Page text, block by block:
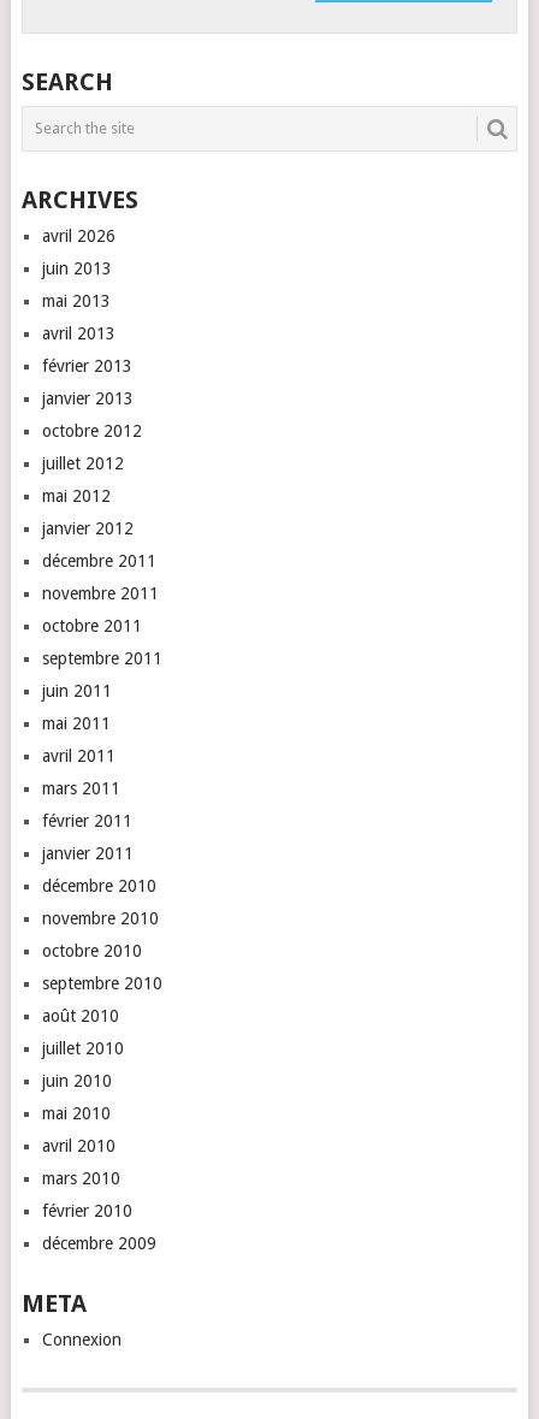
SEARCH
ARCHIVES
avril 2026
juin 2013
mai 2013
avril 2013
février 2013
janvier 2013
octobre 2012
juillet 2012
mai 2012
janvier 2012
décembre 2011
novembre 2011
octobre 2011
septembre 2011
juin 2011
mai 2011
avril 2011
mars 2011
février 2011
janvier 2011
décembre 2010
novembre 2010
octobre 2010
septembre 2010
août 2010
juillet 2010
juin 2010
mai 2010
avril 2010
mars 2010
février 2010
décembre 2009
META
Connexion